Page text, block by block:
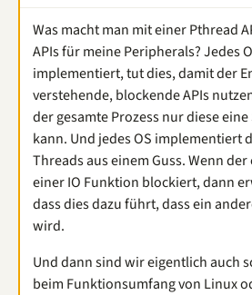
Was macht man mit einer Pthread
APIs für meine Peripherals? Jedes
implementiert, tut dies, damit der
verstehende, blockende APIs
der gesamte Prozess nur diese eine
kann. Und jedes OS implementiert
Threads aus einem Guss. Wenn
einer IO Funktion blockiert, dann
dass dies dazu führt, dass ein
wird.
Und dann sind wir eigentlich auch
beim Funktionsumfang von Linux